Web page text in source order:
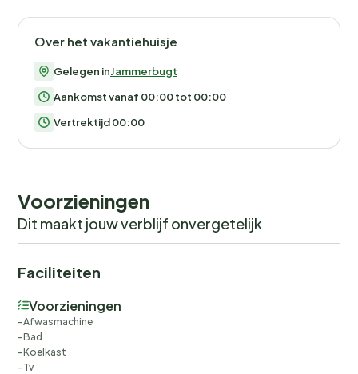
Over het vakantiehuisje
Gelegen inJammerbugt
Aankomst vanaf 00:00 tot 00:00
Vertrektijd 00:00
Voorzieningen
Dit maakt jouw verblijf onvergetelijk
Faciliteiten
Voorzieningen
Afwasmachine
Bad
Koelkast
Tv